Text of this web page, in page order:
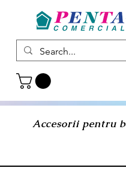
Accesorii pentru